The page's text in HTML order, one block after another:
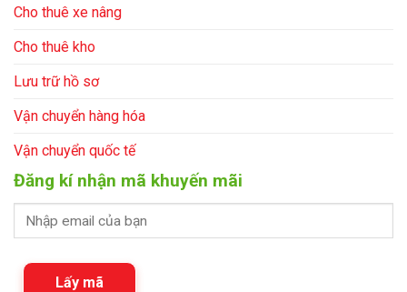
Cho thuê xe nâng
Cho thuê kho
Lưu trữ hồ sơ
Vận chuyển hàng hóa
Vận chuyển quốc tế
Đăng kí nhận mã khuyến mãi
Lấy mã